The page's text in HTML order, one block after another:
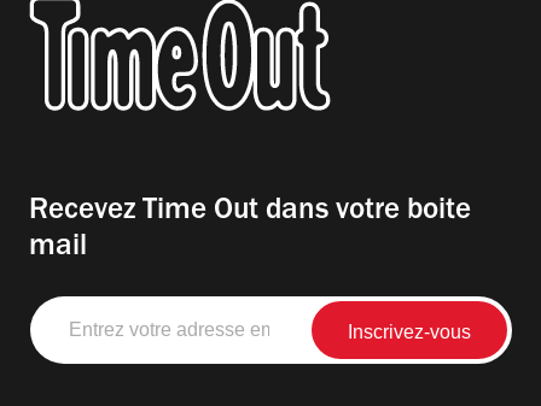
Recevez Time Out dans votre boite
mail
Entrez
votre
adresse